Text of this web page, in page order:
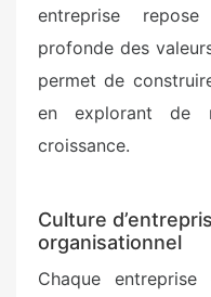
entreprise
profonde des
permet de
en explorant de
croissance.
Culture
organisationnel
Chaque